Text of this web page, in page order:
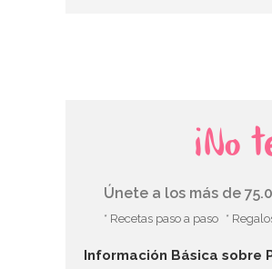
¡No
Únete a los más de
* Recetas paso a paso *
Información Básica sobre